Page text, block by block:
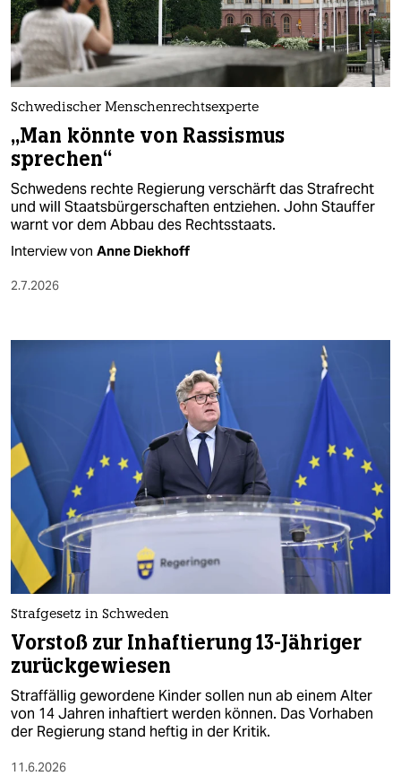
nord
wahrheit
verlag
verlag
veranstaltungen
shop
abo
genossenschaft
Schwedischer Menschenrechtsexperte
„Man könnte von Rassismus
sprechen“
Schwedens rechte Regierung verschärft das Strafrecht
und will Staatsbürgerschaften entziehen. John Stauffer
warnt vor dem Abbau des Rechtsstaats.
Interview von Anne Diekhoff
2.7.2026
Strafgesetz in Schweden
Vorstoß zur Inhaftierung 13-Jähriger
zurückgewiesen
Straffällig gewordene Kinder sollen nun ab einem Alter
von 14 Jahren inhaftiert werden können. Das Vorhaben
der Regierung stand heftig in der Kritik.
11.6.2026